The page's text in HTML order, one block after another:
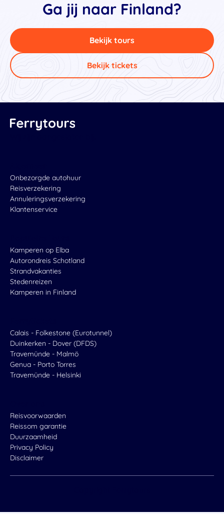
Ga jij naar Finland?
Bekijk tours
Bekijk tickets
Onbezorgde autohuur
Reisverzekering
Annuleringsverzekering
Klantenservice
Kamperen op Elba
Autorondreis Schotland
Strandvakanties
Stedenreizen
Kamperen in Finland
Calais - Folkestone (Eurotunnel)
Duinkerken - Dover (DFDS)
Travemünde - Malmö
Genua - Porto Torres
Travemünde - Helsinki
Reisvoorwaarden
Reissom garantie
Duurzaamheid
Privacy Policy
Disclaimer